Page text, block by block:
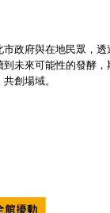
政府與在地民眾，
未來可能性的發酵
創場域。